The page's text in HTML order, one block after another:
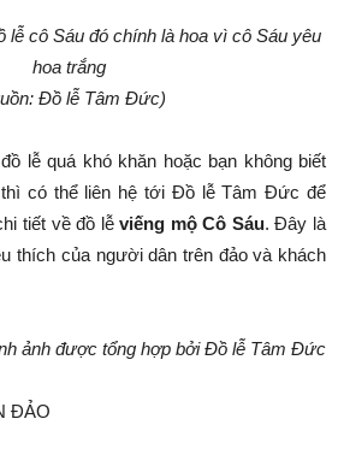
lễ cô Sáu đó chính là hoa vì cô Sáu yêu
hoa trắng
Đồ lễ Tâm Đức)
lễ quá khó khăn hoặc bạn không biết
có thể liên hệ tới Đồ lễ Tâm Đức để
tiết về đồ lễviếng mộ Cô Sáu. Đây là
thích của người dân trên đảo và khách
ảnh được tổng hợp bởi Đồ lễ Tâm Đức
ĐẢO